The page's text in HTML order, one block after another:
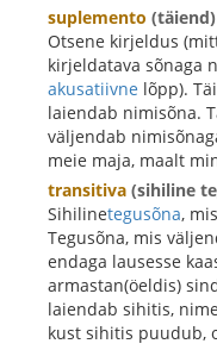
suplemento (täiend)
Otsene kirjeldus
kirjeldatava sõnaga
akusatiivne lõpp).
laiendab nimisõna.
väljendab
meie maja, maalt
transitiva (sihiline
Sihilinetegusõna,
Tegusõna, mis
endaga lausesse
armastan(öeldis)
laiendab sihitis,
kust sihitis puudub,